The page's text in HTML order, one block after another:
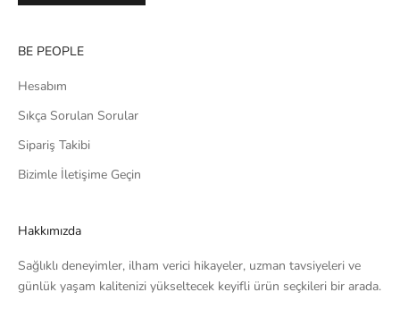
BE PEOPLE
Hesabım
Sıkça Sorulan Sorular
Sipariş Takibi
Bizimle İletişime Geçin
Hakkımızda
Sağlıklı deneyimler, ilham verici hikayeler, uzman tavsiyeleri ve
günlük yaşam kalitenizi yükseltecek keyifli ürün seçkileri bir arada.